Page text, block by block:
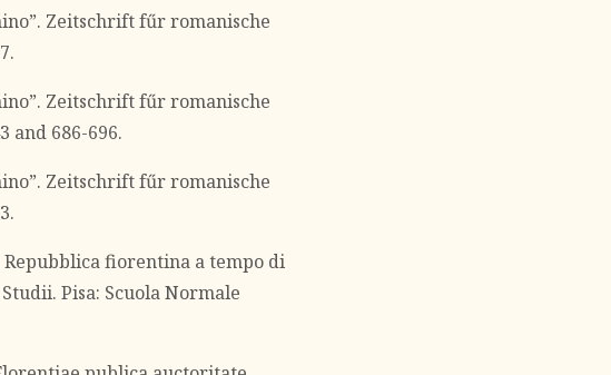
Zeitschrift fűr romanische
Zeitschrift fűr romanische
and 686-696.
Zeitschrift fűr romanische
Repubblica fiorentina a tempo di
Pisa: Scuola Normale